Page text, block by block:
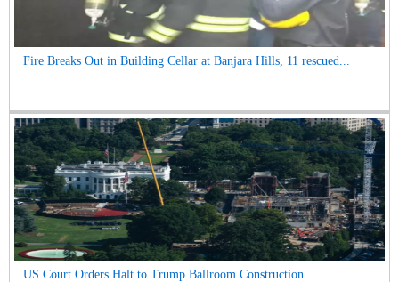
Fire Breaks Out in Building Cellar at Banjara Hills, 11 rescued...
US Court Orders Halt to Trump Ballroom Construction...